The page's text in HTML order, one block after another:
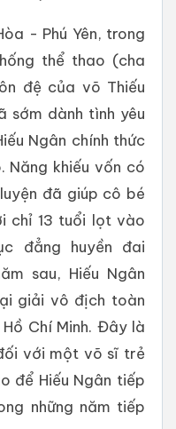
- Phú Yên, trong
thể thao (cha
đệ của võ Thiếu
sớm dành tình yêu
Ngân chính thức
Năng khiếu vốn có
đã giúp cô bé
chỉ 13 tuổi lọt vào
đẳng huyền đai
sau, Hiếu Ngân
giải vô địch toàn
Chí Minh. Đây là
với một võ sĩ trẻ
để Hiếu Ngân tiếp
những năm tiếp